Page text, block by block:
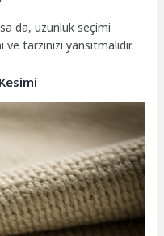
da, uzunluk seçimi
tarzınızı yansıtmalıdır.